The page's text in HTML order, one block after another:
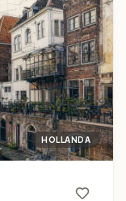
HOLLANDA